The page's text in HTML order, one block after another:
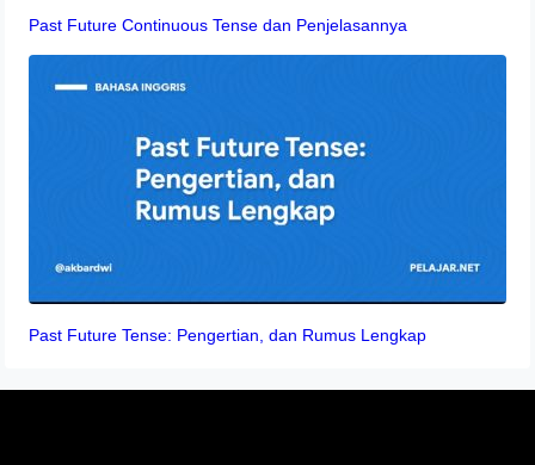
Past Future Continuous Tense dan Penjelasannya
Past Future Tense: Pengertian, dan Rumus Lengkap